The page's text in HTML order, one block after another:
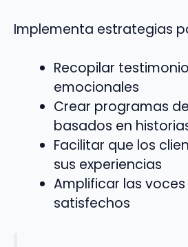
Implementa estrategias
Recopilar
emocionales
Crear programas
basados en
Facilitar que los
sus experiencias
Amplificar las
satisfechos